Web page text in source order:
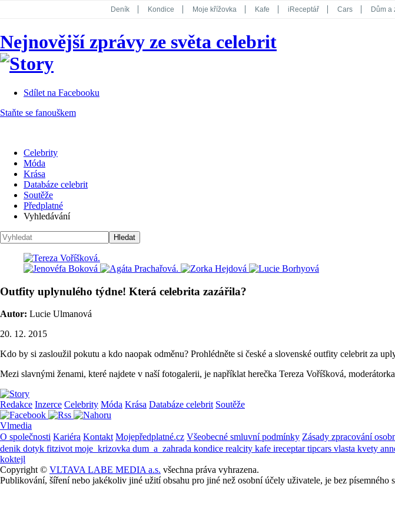
Deník Kondice Moje křížovka Kafe iReceptář Cars Dům a
Koktejl
Nejnovější zprávy ze světa celebrit
Sdílet na Facebooku
Staňte se fanouškem
Celebrity
Móda
Krása
Databáze celebrit
Soutěže
Předplatné
Vyhledávání
Outfity uplynulého týdne! Která celebrita zazářila?
Autor: Lucie Ulmanová
20. 12. 2015
Kdo by si zasloužil pokutu a kdo naopak odměnu? Prohlédněte si české a slovenské outfity celebrit za
Mezi slavnými ženami, které najdete v naší fotogalerii, je napříklat herečka Tereza Voříšková,
Redakce Inzerce Celebrity Móda Krása Databáze celebrit Soutěže
Vlmedia
O společnosti Kariéra Kontakt Mojepředplatné.cz Všeobecné smluvní podmínky Zásady zpracování
denik dotyk fitzivot moje_krizovka dum_a_zahrada kondice realcity kafe ireceptartipcars vlasta kvety
koktejl
Copyright © VLTAVA LABE MEDIA a.s. všechna práva vyhrazena.
Publikování, šíření nebo jakékoliv jiné užití obsahu pro jiné než osobní účely uživatele, je bez